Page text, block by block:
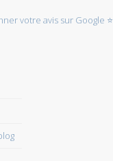
votre avis sur Google ⭐